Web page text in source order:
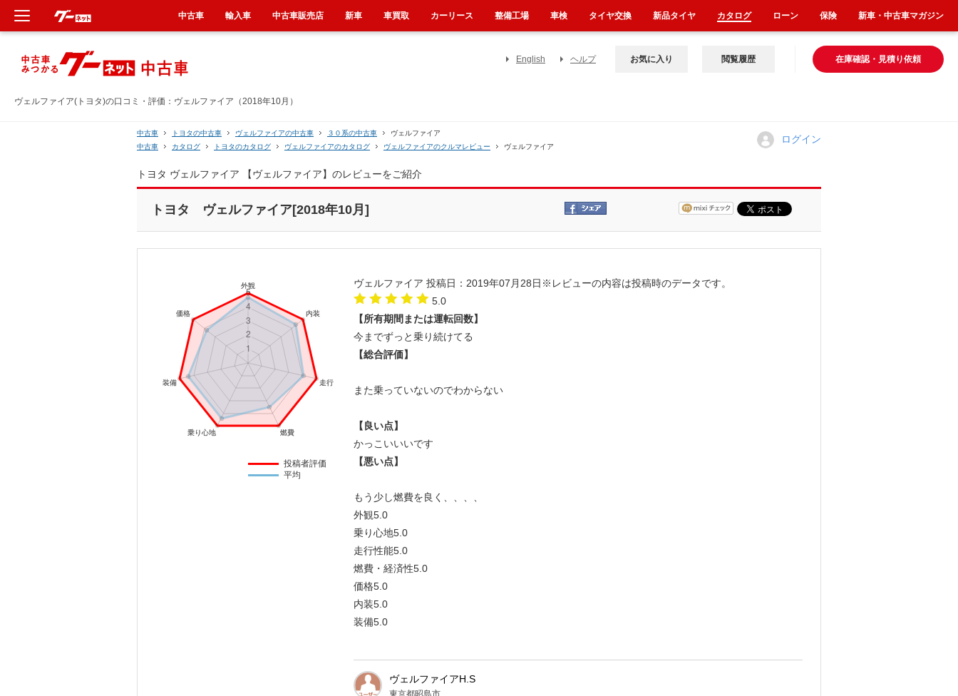
ヴェルファイア(トヨタ)の口コミ・評価：ヴェルファイア（2018年10月）
English ヘルプ 在庫確認・見積り依頼
お気に入り 閲覧履歴
中古車 トヨタの中古車 ヴェルファイアの中古車 ３０系の中古車
ヴェルファイア
中古車
カタログ トヨタのカタログ ヴェルファイアのカタログ ヴェルファイアのクルマレビュー ヴェルファイア
ログイン
トヨタ ヴェルファイア 【ヴェルファイア】のレビューをご紹介
トヨタ ヴェルファイア[2018年10月]
投稿者評価
平均
ヴェルファイア 投稿日：2019年07月28日 ※レビューの内容は投稿時のデータです。
5.0
【所有期間または運転回数】
今までずっと乗り続けてる
【総合評価】
また乗っていないのでわからない
【良い点】
かっこいいいです
【悪い点】
もう少し燃費を良く、、、、
外観5.0
乗り心地5.0
走行性能5.0
燃費・経済性5.0
価格5.0
内装5.0
装備5.0
ヴェルファイアH.S
東京都昭島市
中古車 輸入車 中古車販売店 新車 車買取 カーリース 整備工場 車検 タイヤ交換 新品タイヤ カタログ ローン 保険 新車・中古車マガジン
新車
中古車